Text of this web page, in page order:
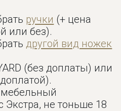
ручки (+ цена
или без).
другой вид ножек
(без доплаты) или
не тоньше 18